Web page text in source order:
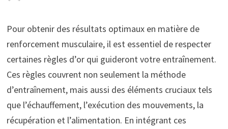
Pour obtenir des résultats optimaux en matière de
renforcement musculaire, il est essentiel de respecter
certaines règles d’or qui guideront votre entraînement.
Ces règles couvrent non seulement la méthode
d’entraînement, mais aussi des éléments cruciaux tels
que l’échauffement, l’exécution des mouvements, la
récupération et l’alimentation. En intégrant ces